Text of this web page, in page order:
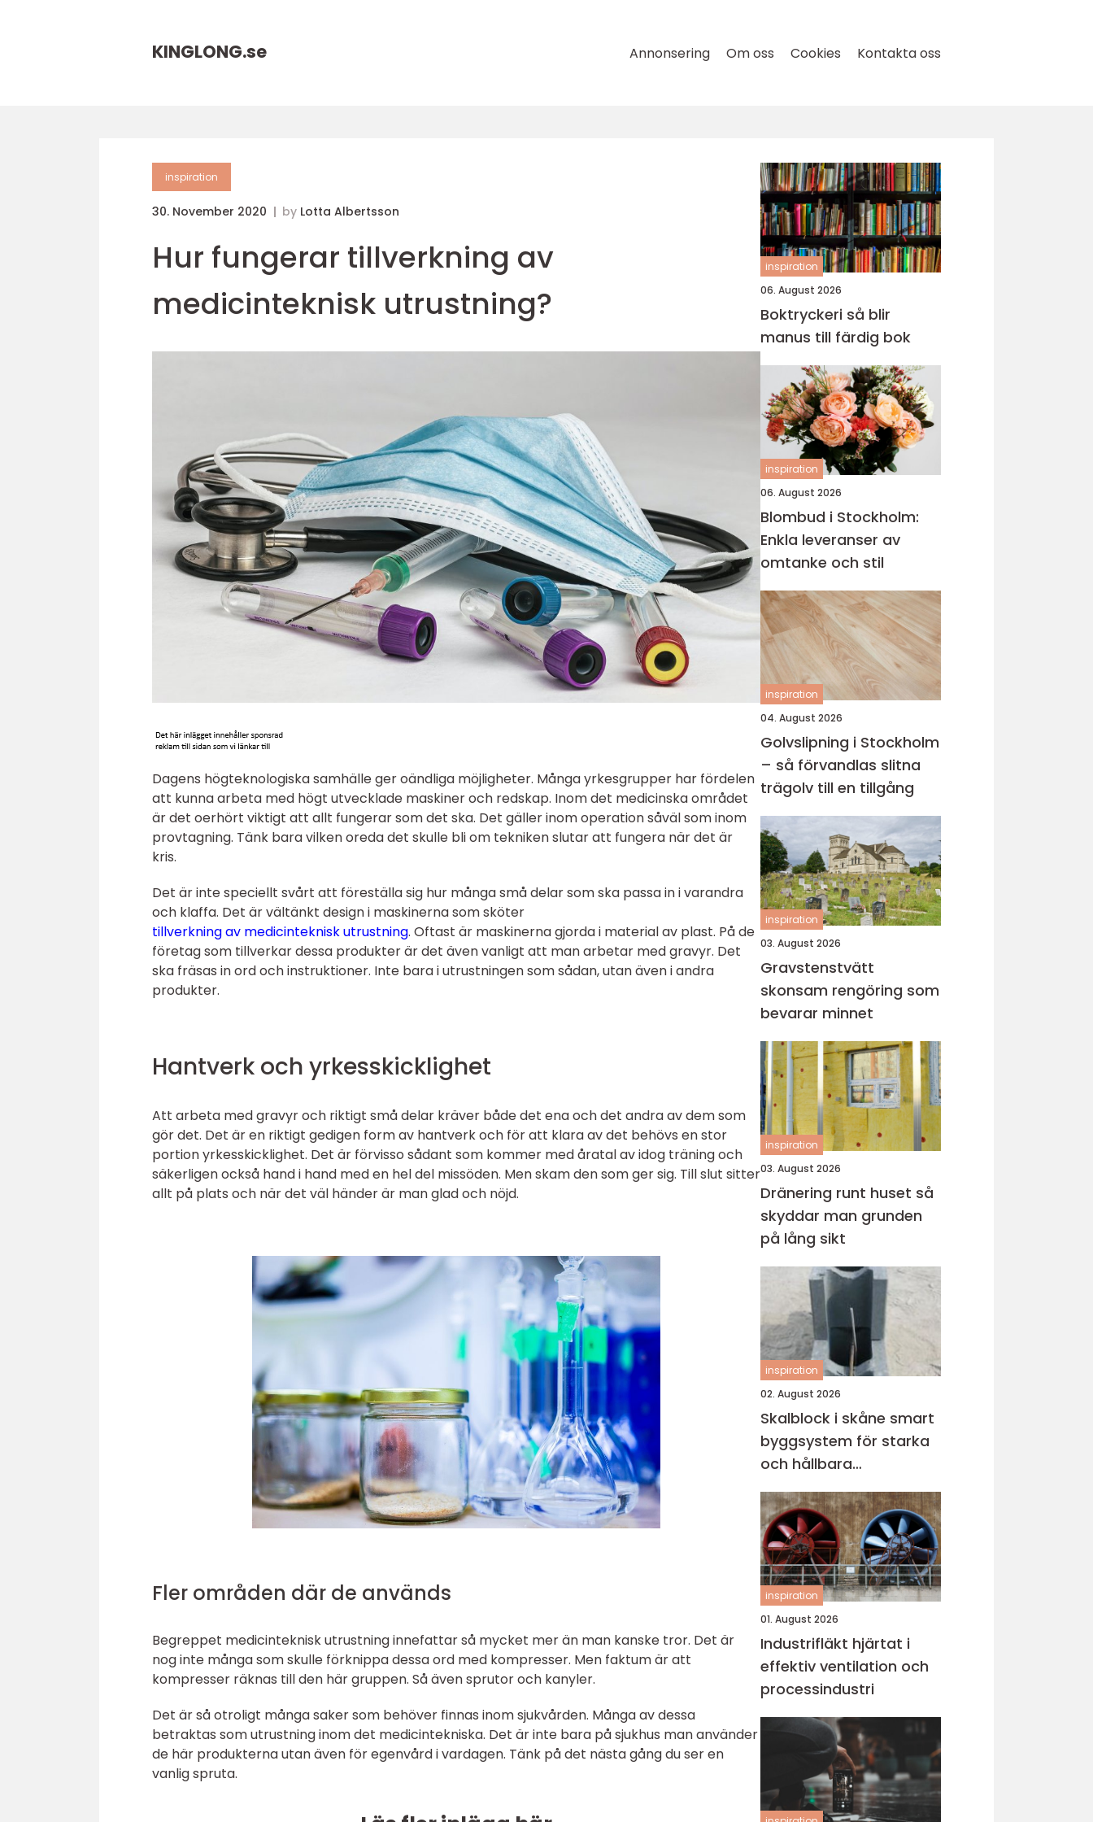
KINGLONG.se Annonsering Om oss Cookies Kontakta oss
inspiration
30. November 2020 by Lotta Albertsson
Hur fungerar tillverkning av
medicinteknisk utrustning?
Dagens högteknologiska samhälle ger oändliga möjligheter. Många yrkesgrupper har fördelen
att kunna arbeta med högt utvecklade maskiner och redskap. Inom det medicinska området
är det oerhört viktigt att allt fungerar som det ska. Det gäller inom operation såväl som inom
provtagning. Tänk bara vilken oreda det skulle bli om tekniken slutar att fungera när det är
kris.
Det är inte speciellt svårt att föreställa sig hur många små delar som ska passa in i varandra
och klaffa. Det är vältänkt design i maskinerna som sköter
tillverkning av medicinteknisk utrustning. Oftast är maskinerna gjorda i material av plast. På de
företag som tillverkar dessa produkter är det även vanligt att man arbetar med gravyr. Det
ska fräsas in ord och instruktioner. Inte bara i utrustningen som sådan, utan även i andra
produkter.
Hantverk och yrkesskicklighet
Att arbeta med gravyr och riktigt små delar kräver både det ena och det andra av dem som
gör det. Det är en riktigt gedigen form av hantverk och för att klara av det behövs en stor
portion yrkesskicklighet. Det är förvisso sådant som kommer med åratal av idog träning och
säkerligen också hand i hand med en hel del missöden. Men skam den som ger sig. Till slut sitter
allt på plats och när det väl händer är man glad och nöjd.
Fler områden där de används
Begreppet medicinteknisk utrustning innefattar så mycket mer än man kanske tror. Det är
nog inte många som skulle förknippa dessa ord med kompresser. Men faktum är att
kompresser räknas till den här gruppen. Så även sprutor och kanyler.
Det är så otroligt många saker som behöver finnas inom sjukvården. Många av dessa
betraktas som utrustning inom det medicintekniska. Det är inte bara på sjukhus man använder
de här produkterna utan även för egenvård i vardagen. Tänk på det nästa gång du ser en
vanlig spruta.
inspiration
06. August 2026
Boktryckeri så blir
manus till färdig bok
inspiration
06. August 2026
Blombud i Stockholm:
Enkla leveranser av
omtanke och stil
inspiration
04. August 2026
Golvslipning i Stockholm
– så förvandlas slitna
trägolv till en tillgång
inspiration
03. August 2026
Gravstenstvätt
skonsam rengöring som
bevarar minnet
inspiration
03. August 2026
Dränering runt huset så
skyddar man grunden
på lång sikt
inspiration
02. August 2026
Skalblock i skåne smart
byggsystem för starka
och hållbara
konstruktioner
inspiration
01. August 2026
Industrifläkt hjärtat i
effektiv ventilation och
processindustri